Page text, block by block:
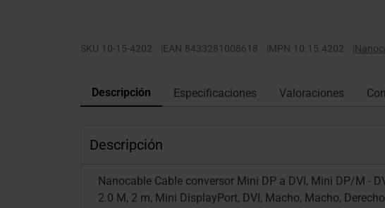
SKU 10-15-4202 |EAN 8433281008618 |MPN 10.15.4202 |
Descripción Especificaciones Valoraciones
Descripción
Nanocable Cable conversor Mini DP a DVI, Mini DP/M -
2.0 M, 2 m, Mini DisplayPort, DVI, Macho, Macho, Derecho